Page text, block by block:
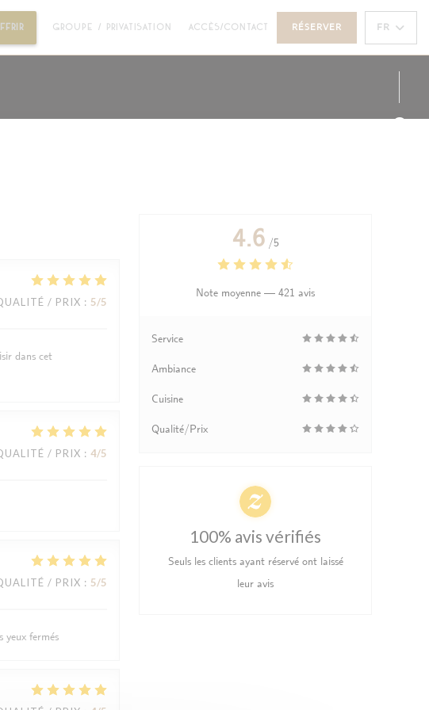
((OUVRE UNE NOUVELLE FENÊTRE))
GROUPE / PRIVATISATION ((OUVRE UNE NOUVELLE FENÊTRE))
ACCÈS/CONTACT RÉSERVER FR
/ PRIX : 5/5
dans cet
/ PRIX : 4/5
/ PRIX : 5/5
yeux fermés
4.6 /5
Note moyenne — 421 avis
Service
Ambiance
Cuisine
Qualité/Prix
100% avis vérifiés
Seuls les clients ayant réservé ont laissé
leur avis